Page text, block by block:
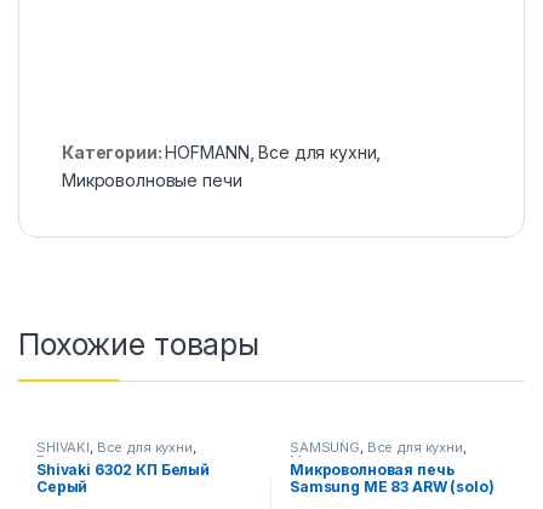
Категории: HOFMANN, Все для кухни,
Микроволновые печи
Похожие товары
SHIVAKI, Все для кухни,
Газовые плиты
Shivaki 6302 КП Белый
Серый
SAMSUNG, Все для кухни,
Микроволновые печи
Микроволновая печь
Samsung ME 83 ARW (solo)